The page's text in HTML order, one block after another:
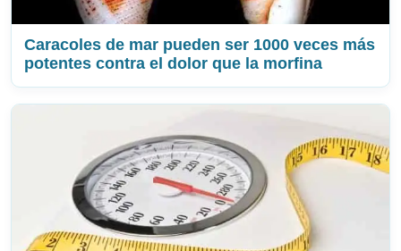
Caracoles de mar pueden ser 1000 veces más
potentes contra el dolor que la morfina